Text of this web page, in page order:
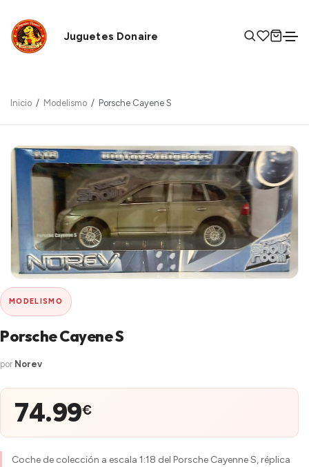
Juguetes Donaire
Inicio Modelismo Porsche Cayene S
MODELISMO
Porsche Cayene S
por Norev
74.99€
Coche de colección a escala 1:18 del Porsche Cayenne S, réplica